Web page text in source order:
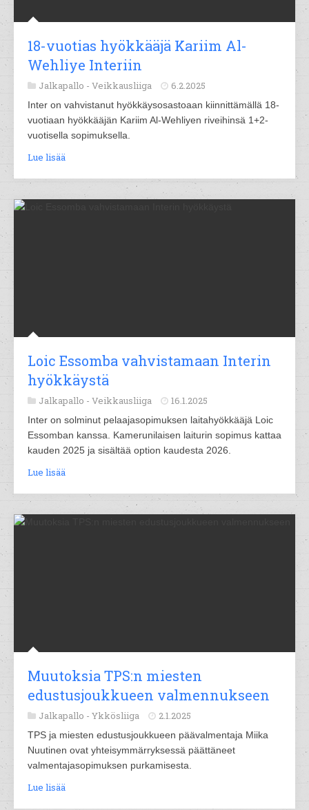
18-vuotias hyökkääjä Kariim Al-
Wehliye Interiin
Jalkapallo - Veikkausliiga 6.2.2025
Inter on vahvistanut hyökkäysosastoaan kiinnittämällä 18-
vuotiaan hyökkääjän Kariim Al-Wehliyen riveihinsä 1+2-
vuotisella sopimuksella.
Lue lisää
Loic Essomba vahvistamaan Interin
hyökkäystä
Jalkapallo - Veikkausliiga 16.1.2025
Inter on solminut pelaajasopimuksen laitahyökkääjä Loic
Essomban kanssa. Kamerunilaisen laiturin sopimus kattaa
kauden 2025 ja sisältää option kaudesta 2026.
Lue lisää
Muutoksia TPS:n miesten
edustusjoukkueen valmennukseen
Jalkapallo - Ykkösliiga 2.1.2025
TPS ja miesten edustusjoukkueen päävalmentaja Miika
Nuutinen ovat yhteisymmärryksessä päättäneet
valmentajasopimuksen purkamisesta.
Lue lisää